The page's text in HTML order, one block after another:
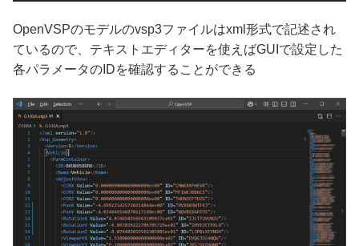
OpenVSPのモデルのvsp3ファイルはxml形式で記述され
ているので、テキストエディターを使えばGUIで設定した
各パラメータのIDを確認することができる